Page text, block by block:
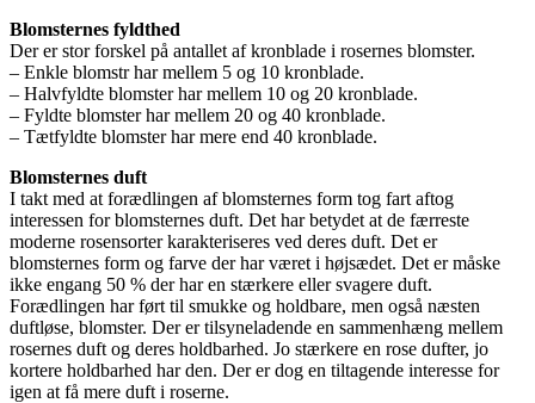
Blomsternes fyldthed
Der er stor forskel på antallet af kronblade i rosernes blomster.
– Enkle blomstr har mellem 5 og 10 kronblade.
– Halvfyldte blomster har mellem 10 og 20 kronblade.
– Fyldte blomster har mellem 20 og 40 kronblade.
– Tætfyldte blomster har mere end 40 kronblade.
Blomsternes duft
I takt med at forædlingen af blomsternes form tog fart aftog
interessen for blomsternes duft. Det har betydet at de færreste
moderne rosensorter karakteriseres ved deres duft. Det er
blomsternes form og farve der har været i højsædet. Det er måske
ikke engang 50 % der har en stærkere eller svagere duft.
Forædlingen har ført til smukke og holdbare, men også næsten
duftløse, blomster. Der er tilsyneladende en sammenhæng mellem
rosernes duft og deres holdbarhed. Jo stærkere en rose dufter, jo
kortere holdbarhed har den. Der er dog en tiltagende interesse for
igen at få mere duft i roserne.